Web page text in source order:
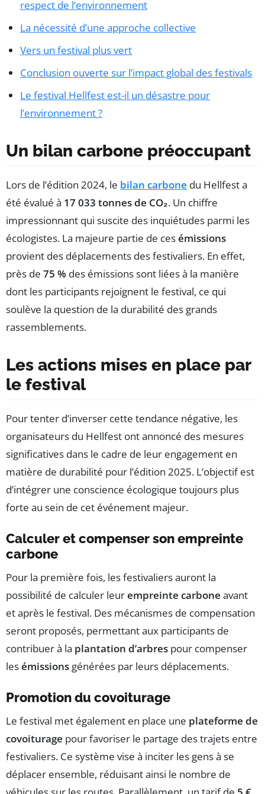
respect de l’environnement
La nécessité d’une approche collective
Vers un festival plus vert
Conclusion ouverte sur l’impact global des festivals
Le festival Hellfest est-il un désastre pour
l’environnement ?
Un bilan carbone préoccupant
Lors de l’édition 2024, le bilan carbone du Hellfest a
été évalué à 17 033 tonnes de CO₂. Un chiffre
impressionnant qui suscite des inquiétudes parmi les
écologistes. La majeure partie de cesémissions
provient des déplacements des festivaliers. En effet,
près de 75 % des émissions sont liées à la manière
dont les participants rejoignent le festival, ce qui
soulève la question de la durabilité des grands
rassemblements.
Les actions mises en place par
le festival
Pour tenter d’inverser cette tendance négative, les
organisateurs du Hellfest ont annoncé des mesures
significatives dans le cadre de leur engagement en
matière de durabilité pour l’édition 2025. L’objectif est
d’intégrer une conscience écologique toujours plus
forte au sein de cet événement majeur.
Calculer et compenser son empreinte
carbone
Pour la première fois, les festivaliers auront la
possibilité de calculer leurempreinte carbone avant
et après le festival. Des mécanismes de compensation
seront proposés, permettant aux participants de
contribuer à la plantation d’arbres pour compenser
lesémissions générées par leurs déplacements.
Promotion du covoiturage
Le festival met également en place une plateforme de
covoiturage pour favoriser le partage des trajets entre
festivaliers. Ce système vise à inciter les gens à se
déplacer ensemble, réduisant ainsi le nombre de